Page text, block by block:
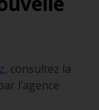
, consultez la
l’agence